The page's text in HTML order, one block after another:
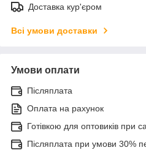
Доставка кур'єром
Всі умови доставки
Умови оплати
Післяплата
Оплата на рахунок
Готівкою для оптовиків при
Післяплата при умови 30%